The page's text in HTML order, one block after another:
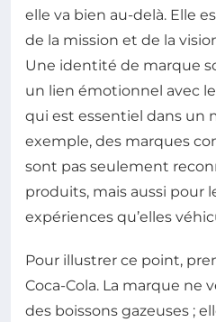
elle va bien au-delà. Elle
de la mission et de la
Une identité de marque
un lien émotionnel avec
qui est essentiel dans un
exemple, des marques
sont pas seulement
produits, mais aussi pour
expériences qu’elles
Pour illustrer ce point,
Coca-Cola. La marque ne
des boissons gazeuses ;